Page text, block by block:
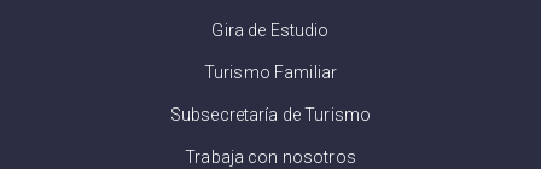
Gira de Estudio
Turismo Familiar
Subsecretaría de Turismo
Trabaja con nosotros